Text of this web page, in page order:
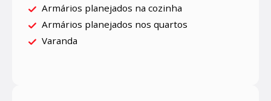
Armários planejados na cozinha
Armários planejados nos quartos
Varanda